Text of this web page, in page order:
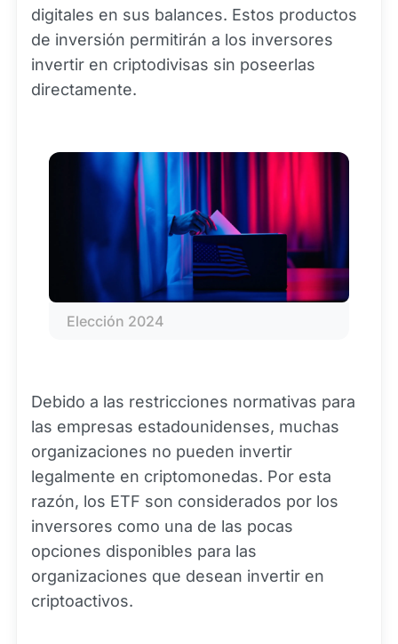
digitales en sus balances. Estos productos
de inversión permitirán a los inversores
invertir en criptodivisas sin poseerlas
directamente.
Elección 2024
Debido a las restricciones normativas para
las empresas estadounidenses, muchas
organizaciones no pueden invertir
legalmente en criptomonedas. Por esta
razón, los ETF son considerados por los
inversores como una de las pocas
opciones disponibles para las
organizaciones que desean invertir en
criptoactivos.